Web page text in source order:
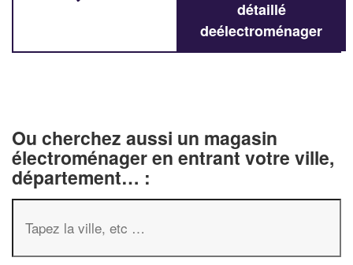
détaillé
deélectroménager
Ou cherchez aussi un magasin
électroménager en entrant votre ville,
département… :